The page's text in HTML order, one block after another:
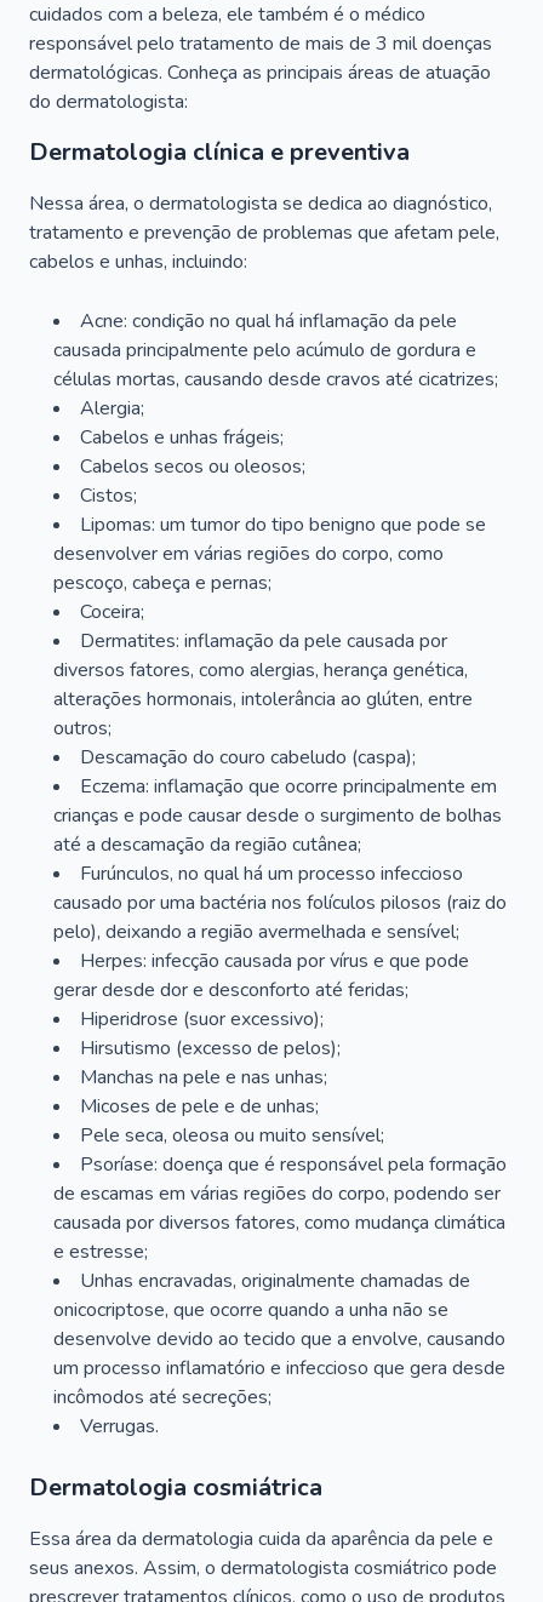
cuidados com a beleza, ele também é o médico
responsável pelo tratamento de mais de 3 mil doenças
dermatológicas. Conheça as principais áreas de atuação
do dermatologista:
Dermatologia clínica e preventiva
Nessa área, o dermatologista se dedica ao diagnóstico,
tratamento e prevenção de problemas que afetam pele,
cabelos e unhas, incluindo:
Acne: condição no qual há inflamação da pele
causada principalmente pelo acúmulo de gordura e
células mortas, causando desde cravos até cicatrizes;
Alergia;
Cabelos e unhas frágeis;
Cabelos secos ou oleosos;
Cistos;
Lipomas: um tumor do tipo benigno que pode se
desenvolver em várias regiões do corpo, como
pescoço, cabeça e pernas;
Coceira;
Dermatites: inflamação da pele causada por
diversos fatores, como alergias, herança genética,
alterações hormonais, intolerância ao glúten, entre
outros;
Descamação do couro cabeludo (caspa);
Eczema: inflamação que ocorre principalmente em
crianças e pode causar desde o surgimento de bolhas
até a descamação da região cutânea;
Furúnculos, no qual há um processo infeccioso
causado por uma bactéria nos folículos pilosos (raiz do
pelo), deixando a região avermelhada e sensível;
Herpes: infecção causada por vírus e que pode
gerar desde dor e desconforto até feridas;
Hiperidrose (suor excessivo);
Hirsutismo (excesso de pelos);
Manchas na pele e nas unhas;
Micoses de pele e de unhas;
Pele seca, oleosa ou muito sensível;
Psoríase: doença que é responsável pela formação
de escamas em várias regiões do corpo, podendo ser
causada por diversos fatores, como mudança climática
e estresse;
Unhas encravadas, originalmente chamadas de
onicocriptose, que ocorre quando a unha não se
desenvolve devido ao tecido que a envolve, causando
um processo inflamatório e infeccioso que gera desde
incômodos até secreções;
Verrugas.
Dermatologia cosmiátrica
Essa área da dermatologia cuida da aparência da pele e
seus anexos. Assim, o dermatologista cosmiátrico pode